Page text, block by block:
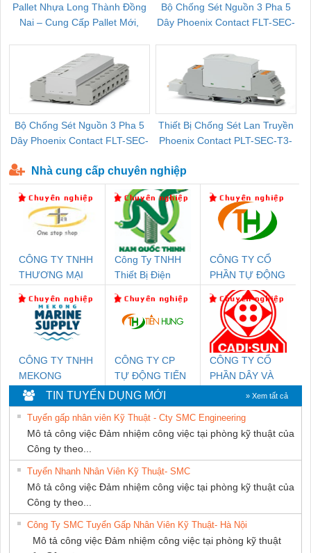
Pallet Nhựa Long Thành Đồng
Nai – Cung Cấp Pallet Mới,
Bộ Chống Sét Nguồn 3 Pha 5
Dây Phoenix Contact FLT-SEC-
Bộ Chống Sét Nguồn 3 Pha 5
Dây Phoenix Contact FLT-SEC-
Thiết Bị Chống Sét Lan Truyền
Phoenix Contact PLT-SEC-T3-
Nhà cung cấp chuyên nghiệp
CÔNG TY TNHH
THƯƠNG MẠI
NAM
Công Ty TNHH
Thiết Bị Điện
CÔNG TY CỔ
PHẦN TỰ ĐỘNG
TIẾN HƯNG
CÔNG TY TNHH
MEKONG
MARINE SUPPLY
CÔNG TY CP
TỰ ĐỘNG TIẾN
HƯNG
CÔNG TY CỔ
PHẦN DÂY VÀ
CÁP ĐIỆN
THƯỢNG ĐÌNH
TIN TUYỂN DỤNG MỚI » Xem tất cả
Tuyển gấp nhân viên Kỹ Thuật - Cty SMC Engineering
Mô tả công việc Đảm nhiệm công việc tại phòng kỹ thuật của
Công ty theo...
Tuyển Nhanh Nhân Viên Kỹ Thuật- SMC
Mô tả công việc Đảm nhiệm công việc tại phòng kỹ thuật của
Công ty theo...
Công Ty SMC Tuyển Gấp Nhân Viên Kỹ Thuật- Hà Nội
Mô tả công việc Đảm nhiệm công việc tại phòng kỹ thuật